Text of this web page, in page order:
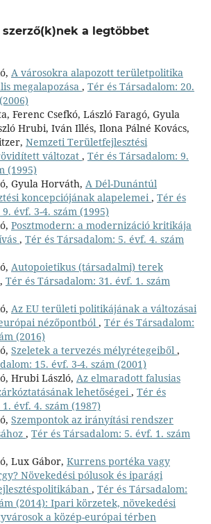
a legtöbbet
A városokra alapozott területpolitika
megalapozása , Tér és Társadalom: 20.
Ferenc Csefkó, László Faragó, Gyula
Hrubi, Iván Illés, Ilona Pálné Kovács,
Nemzeti Területfejlesztési
változat , Tér és Társadalom: 9.
(1995)
Gyula Horváth, A Dél-Dunántúl
koncepciójának alapelemei , Tér és
évf. 3-4. szám (1995)
Posztmodern: a modernizáció kritikája
, Tér és Társadalom: 5. évf. 4. szám
Autopoietikus (társadalmi) terek
, Tér és Társadalom: 31. évf. 1. szám
Az EU területi politikájának a változásai
nézőpontból , Tér és Társadalom:
(2016)
Szeletek a tervezés mélyrétegeiből ,
15. évf. 3-4. szám (2001)
Hrubi László, Az elmaradott falusias
lehetőségei , Tér és
évf. 4. szám (1987)
Szempontok az irányítási rendszer
, Tér és Társadalom: 5. évf. 1. szám
Lux Gábor, Kurrens portéka vagy
Növekedési pólusok és iparági
, Tér és Társadalom:
(2014): Ipari körzetek, növekedési
a közép-európai térben